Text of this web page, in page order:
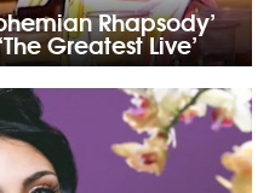
Rhapsody’
Greatest Live’